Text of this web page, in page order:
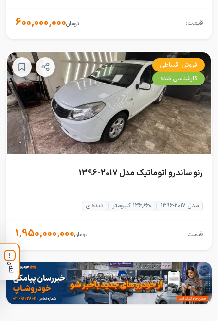
قیمت: 600,000,000تومان
فروش اقساطی
کارشناسی شده
رنو ساندرو اتوماتیک مدل 2017-1396
مدل 2017-1396 136,660 کیلومتر دنده‌ای
قیمت: 1,950,000,000تومان
!
اعلان